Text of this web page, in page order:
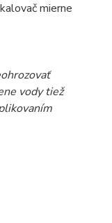
mierne
vody tiež